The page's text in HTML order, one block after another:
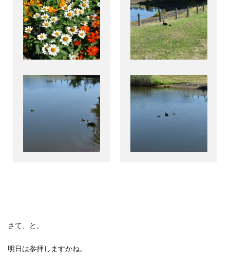
さて、と。
明日は参拝しますかね。